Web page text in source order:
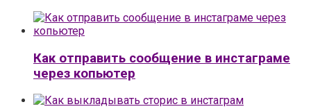
Как отправить сообщение в инстаграме
через копьютер